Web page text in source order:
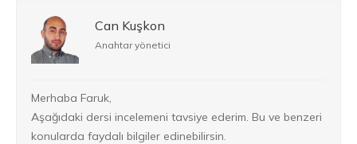
Can Kuşkon
Anahtar yönetici
Merhaba Faruk,
Aşağıdaki dersi incelemeni tavsiye ederim. Bu ve benzeri
konularda faydalı bilgiler edinebilirsin.